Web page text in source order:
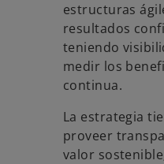
estructuras
resultados
teniendo
medir los
continua.
La estrategia
proveer
valor